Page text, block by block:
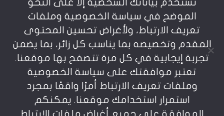
عن بالعربي
يمنع نسخ أو إعادة استخدام المواد المنشورة على
نستخدم بياناتك الشخصية إلا على النحو
الموضح في سياسة الخصوصية وملفات
تعريف الارتباط، ولأغراض تحسين المحتوى
المقدم وتخصيصه بما يناسب كل زائر، بما يضمن
تجربة إيجابية في كل مرة تتصفح بها موقعنا.
تعتبر موافقتك على سياسة الخصوصية
وملفات تعريف الارتباط أمرًا واقعًا بمجرد
استمرار استخدامك موقعنا. يمكنكم
الموافقة على جميع أغراض ملفات الارتباط